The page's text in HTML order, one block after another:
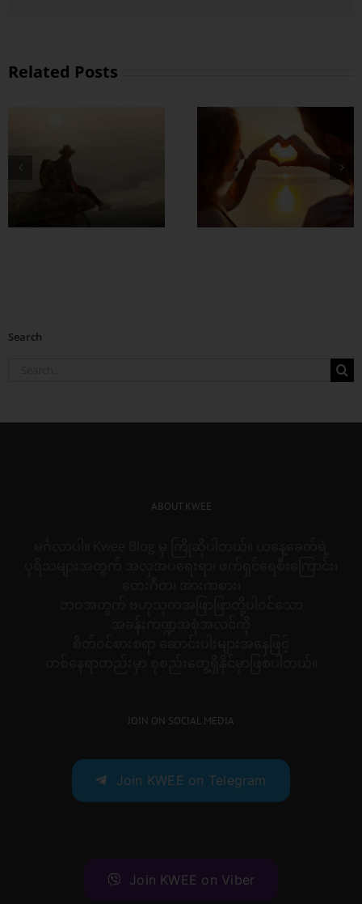
Related Posts
အချစ်တွေ ပိုတိုးလာ
Search
ABOUT KWEE
JOIN ON SOCIAL MEDIA
Join KWEE on Telegram
Join KWEE on Viber